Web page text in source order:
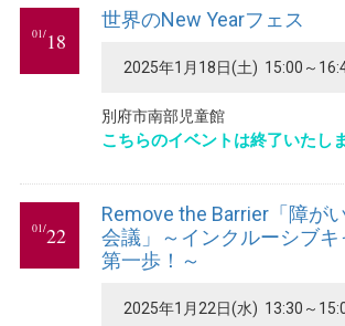
01/18
世界のNew Yearフェス
2025年1月18日(土) 15:00～
別府市南部児童館
こちらのイベントは終了いたし
01/22
Remove the Barrier「障が
会議」～インクルーシブ
第一歩！～
2025年1月22日(水) 13:30～